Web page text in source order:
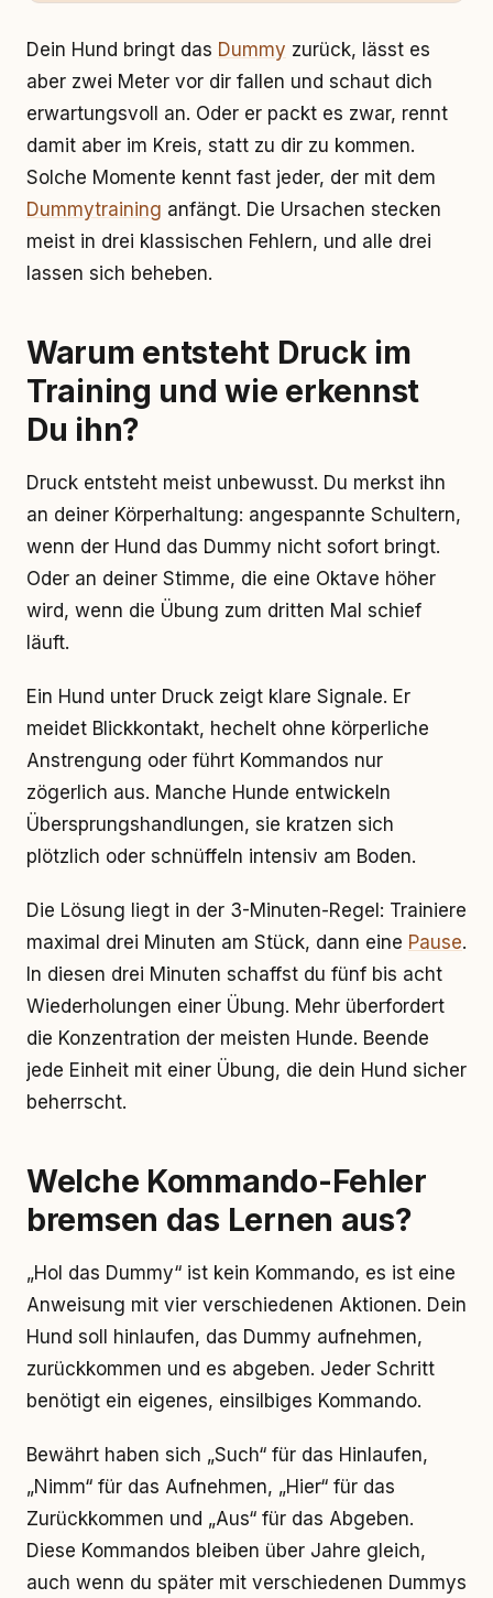
Dein Hund bringt das Dummy zurück, lässt es
aber zwei Meter vor dir fallen und schaut dich
erwartungsvoll an. Oder er packt es zwar, rennt
damit aber im Kreis, statt zu dir zu kommen.
Solche Momente kennt fast jeder, der mit dem
Dummytraining anfängt. Die Ursachen stecken
meist in drei klassischen Fehlern, und alle drei
lassen sich beheben.
Warum entsteht Druck im
Training und wie erkennst
Du ihn?
Druck entsteht meist unbewusst. Du merkst ihn
an deiner Körperhaltung: angespannte Schultern,
wenn der Hund das Dummy nicht sofort bringt.
Oder an deiner Stimme, die eine Oktave höher
wird, wenn die Übung zum dritten Mal schief
läuft.
Ein Hund unter Druck zeigt klare Signale. Er
meidet Blickkontakt, hechelt ohne körperliche
Anstrengung oder führt Kommandos nur
zögerlich aus. Manche Hunde entwickeln
Übersprungshandlungen, sie kratzen sich
plötzlich oder schnüffeln intensiv am Boden.
Die Lösung liegt in der 3-Minuten-Regel: Trainiere
maximal drei Minuten am Stück, dann eine Pause.
In diesen drei Minuten schaffst du fünf bis acht
Wiederholungen einer Übung. Mehr überfordert
die Konzentration der meisten Hunde. Beende
jede Einheit mit einer Übung, die dein Hund sicher
beherrscht.
Welche Kommando-Fehler
bremsen das Lernen aus?
„Hol das Dummy“ ist kein Kommando, es ist eine
Anweisung mit vier verschiedenen Aktionen. Dein
Hund soll hinlaufen, das Dummy aufnehmen,
zurückkommen und es abgeben. Jeder Schritt
benötigt ein eigenes, einsilbiges Kommando.
Bewährt haben sich „Such“ für das Hinlaufen,
„Nimm“ für das Aufnehmen, „Hier“ für das
Zurückkommen und „Aus“ für das Abgeben.
Diese Kommandos bleiben über Jahre gleich,
auch wenn du später mit verschiedenen Dummys